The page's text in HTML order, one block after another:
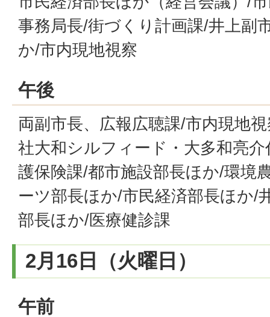
事務局長/街づくり計画課/井上副
か/市内現地視察
午後
両副市長、広報広聴課/市内現地
社大和シルフィード・大多和亮
護保険課/都市施設部長ほか/環境
ーツ部長ほか/市民経済部長ほか/
部長ほか/医療健診課
2月16日（火曜日）
午前